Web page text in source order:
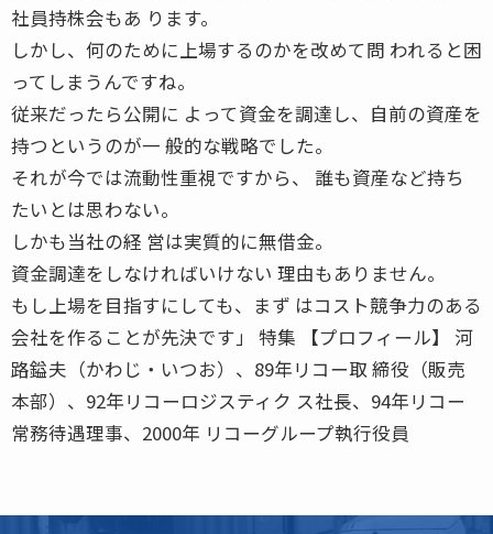
社員持株会もあ ります。
しかし、何のために上場するのかを改めて問 われると困
ってしまうんですね。
従来だったら公開に よって資金を調達し、自前の資産を
持つというのが一 般的な戦略でした。
それが今では流動性重視ですから、 誰も資産など持ち
たいとは思わない。
しかも当社の経 営は実質的に無借金。
資金調達をしなければいけない 理由もありません。
もし上場を目指すにしても、まず はコスト競争力のある
会社を作ることが先決です」 特集 【プロフィール】 河
路鎰夫（かわじ・いつお）、89年リコー取 締役（販売
本部）、92年リコーロジスティク ス社長、94年リコー
常務待遇理事、2000年 リコーグループ執行役員